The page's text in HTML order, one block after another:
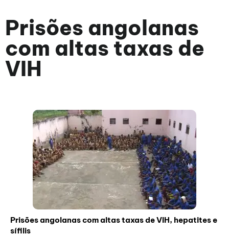
Prisões angolanas
com altas taxas de
VIH
Prisões angolanas com altas taxas de VIH, hepatites e
sífilis